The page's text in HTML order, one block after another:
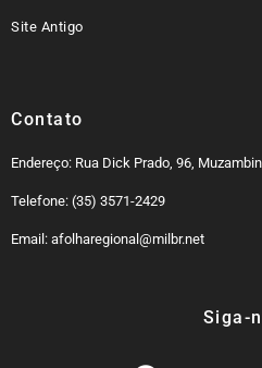
Site Antigo
Contato
Endereço: Rua Dick Prado, 96,
Telefone: (35) 3571-2429
Email: afolharegional@milbr.net
Siga-